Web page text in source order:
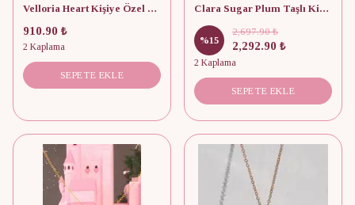
Velloria Heart Kişiye Özel Fotoğraflı Kolye
910.90 ₺
2 Kaplama
SEPETE EKLE
Clara Sugar Plum Taşlı Kişiye Özel Fotoğraflı Kapaklı Kolye 925 Gümüş
%15
2,697.90 ₺
2,292.90 ₺
2 Kaplama
SEPETE EKLE